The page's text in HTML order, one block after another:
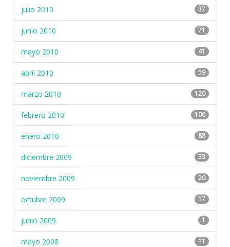
julio 2010 37
junio 2010 71
mayo 2010 41
abril 2010 59
marzo 2010 120
febrero 2010 106
enero 2010 88
diciembre 2009 33
noviembre 2009 20
octubre 2009 17
junio 2009 1
mayo 2008 11